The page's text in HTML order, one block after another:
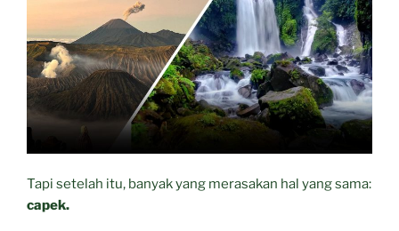
Tapi setelah itu, banyak yang merasakan hal yang sama:
capek.